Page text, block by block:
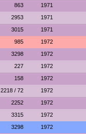
863 1971
2953 1971
3015 1971
985 1972
3298 1972
227 1972
158 1972
2218 / 72 1972
2252 1972
3315 1972
3298 1972